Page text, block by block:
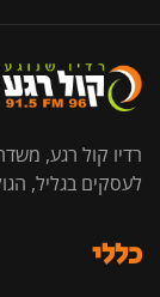
רדיו קול רגע,
לעסקים בגליל,
כללי